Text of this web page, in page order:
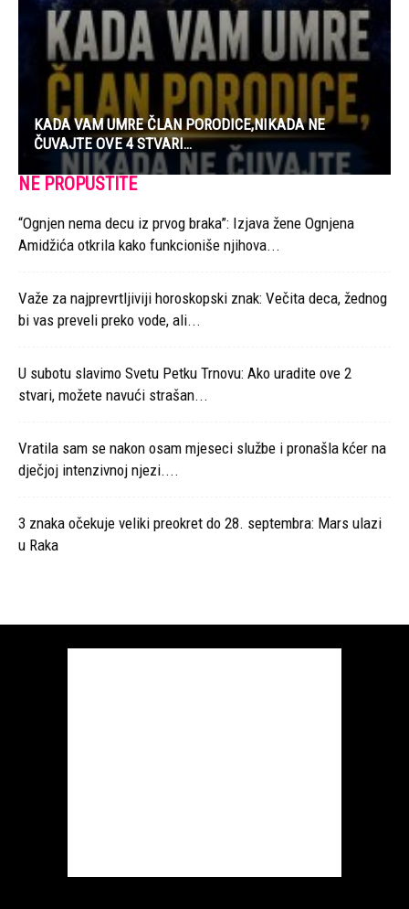
KADA VAM UMRE ČLAN PORODICE,NIKADA NE
ČUVAJTE OVE 4 STVARI…
NE PROPUSTITE
“Ognjen nema decu iz prvog braka”: Izjava žene Ognjena
Amidžića otkrila kako funkcioniše njihova...
Važe za najprevrtljiviji horoskopski znak: Večita deca, žednog
bi vas preveli preko vode, ali...
U subotu slavimo Svetu Petku Trnovu: Ako uradite ove 2
stvari, možete navući strašan...
Vratila sam se nakon osam mjeseci službe i pronašla kćer na
dječjoj intenzivnoj njezi....
3 znaka očekuje veliki preokret do 28. septembra: Mars ulazi
u Raka